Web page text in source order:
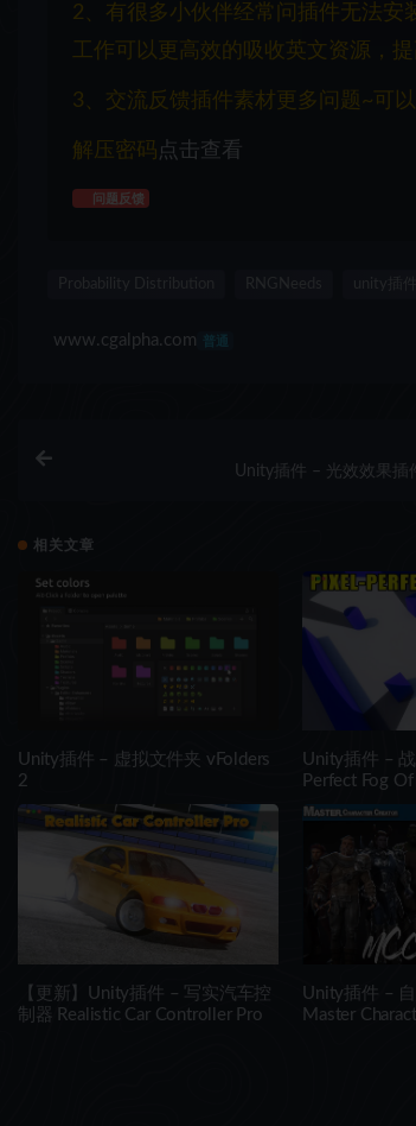
2、有很多小伙伴经常问插件无法安
工作可以更高效的吸收英文资源，
3、交流反馈插件素材更多问题~可
解压密码 点击查看
问题反馈
www.cgalpha.com
Unity插件 – 光效效果插
相关文章
Unity插件 – 虚拟文件夹 vFolders
2
Unity插件 –
Perfect Fog
【更新】Unity插件 – 写实汽车控
制器 Realistic Car Controller Pro
Unity插件 –
Master